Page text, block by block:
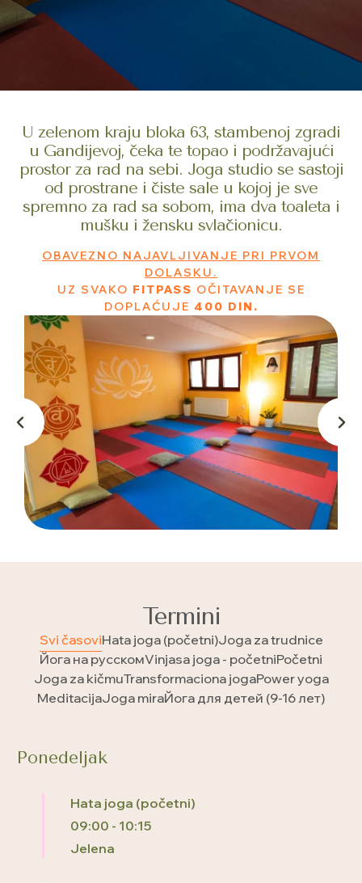
U zelenom kraju bloka 63, stambenoj zgradi
u Gandijevoj, čeka te topao i podržavajući
prostor za rad na sebi. Joga studio se sastoji
od prostrane i čiste sale u kojoj je sve
spremno za rad sa sobom, ima dva toaleta i
mušku i žensku svlačionicu.
OBAVEZNO NAJAVLJIVANJE PRI PRVOM
DOLASKU.
UZ SVAKO FITPASS OČITAVANJE SE
DOPLAĆUJE 400 DIN.
Termini
Svi časoviHata joga (početni)Joga za trudnice
Йога на русскомVinjasa joga - početniPočetni
Joga za kičmuTransformaciona jogaPower yoga
MeditacijaJoga miraЙога для детей (9-16 лет)
Ponedeljak
Hata joga (početni)
09:00 - 10:15
Jelena